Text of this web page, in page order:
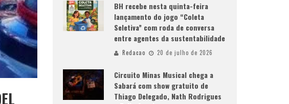
BH recebe nesta quinta-feira
lançamento do jogo “Coleta
Seletiva” com roda de conversa
entre agentes da sustentabilidade
Redacao 20 de julho de 2026
Circuito Minas Musical chega a
Sabará com show gratuito de
Thiago Delegado, Nath Rodrigues